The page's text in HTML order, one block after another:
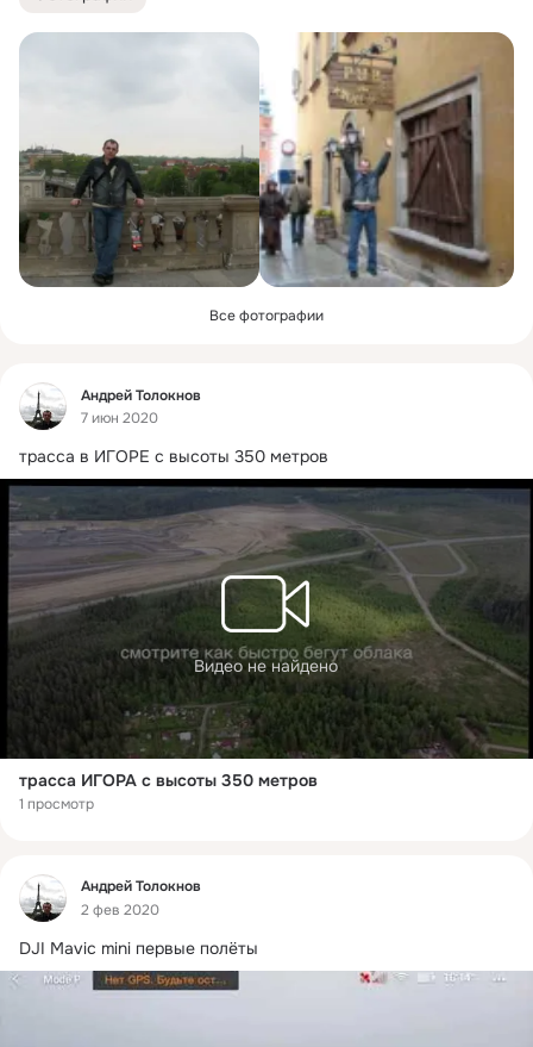
Все фотографии
Фид
Андрей Толокнов
7 июн 2020
трасса в ИГОРЕ с высоты 350 метров
Видео не найдено
трасса ИГОРА с высоты 350 метров
1 просмотр
Фид
Андрей Толокнов
2 фев 2020
DJI Mavic mini первые полёты